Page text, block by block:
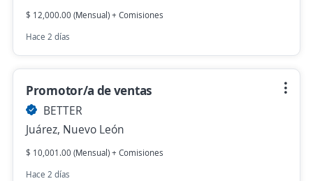
$ 12,000.00 (Mensual) + Comisiones
Hace 2 días
Promotor/a de ventas
BETTER
Juárez, Nuevo León
$ 10,001.00 (Mensual) + Comisiones
Hace 2 días